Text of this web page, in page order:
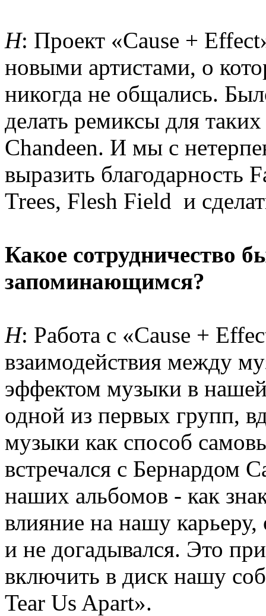
Н: Проект «Cause +
новыми артистами, о
никогда не общались.
делать ремиксы для
Chandeen. И мы с
выразить благодарность
Trees, Flesh Field и
Какое сотрудничество
запоминающимся?
Н: Работа с «Cause +
взаимодействия между
эффектом музыки в
одной из первых групп,
музыки как способ
встречался с Бернардом
наших альбомов - как
влияние на нашу
и не догадывался. Это
включить в диск нашу
Tear Us Apart».